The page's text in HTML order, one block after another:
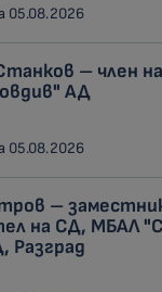
05.08.2026
– член
АД
05.08.2026
–
на СД, МБАЛ
Разград